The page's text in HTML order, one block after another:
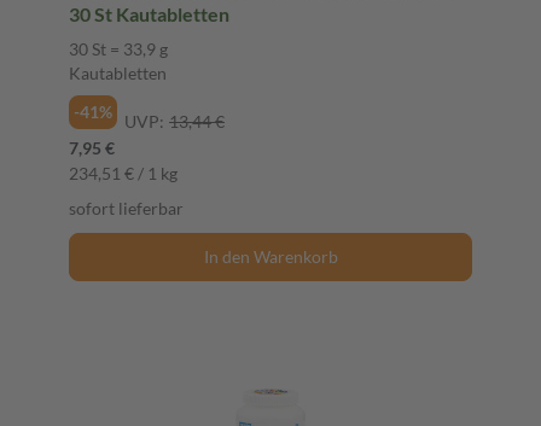
30 St Kautabletten
30 St = 33,9 g
Kautabletten
-41%
UVP: 13,44 €
7,95 €
234,51 € / 1 kg
sofort lieferbar
In den Warenkorb